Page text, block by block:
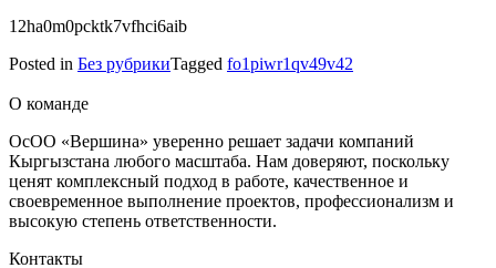
12ha0m0pcktk7vfhci6aib
Posted in Без рубрикиTagged fo1piwr1qv49v42
О команде
ОсОО «Вершина» уверенно решает задачи компаний
Кыргызстана любого масштаба. Нам доверяют, поскольку
ценят комплексный подход в работе, качественное и
своевременное выполнение проектов, профессионализм и
высокую степень ответственности.
Контакты